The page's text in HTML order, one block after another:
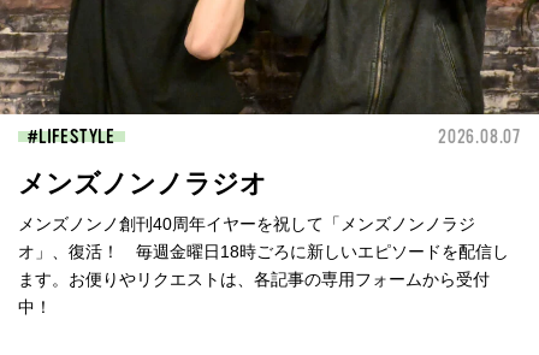
LIFESTYLE 2026.08.07
メンズノンノラジオ
メンズノンノ創刊40周年イヤーを祝して「メンズノンノラジ
オ」、復活！ 毎週金曜日18時ごろに新しいエピソードを配信し
ます。お便りやリクエストは、各記事の専用フォームから受付
中！